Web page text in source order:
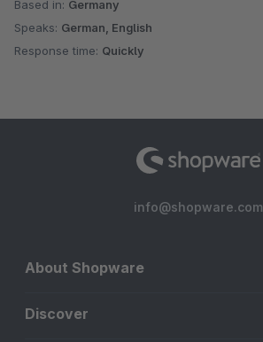
Based in: Germany
Speaks: German, English
Response time: Quickly
info@shopware.com
About Shopware
Discover